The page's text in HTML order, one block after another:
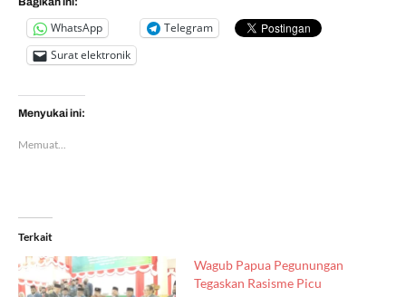
WhatsApp
Telegram
Surat elektronik
Menyukai ini:
Memuat...
Terkait
Wagub Papua Pegunungan
Tegaskan Rasisme Picu